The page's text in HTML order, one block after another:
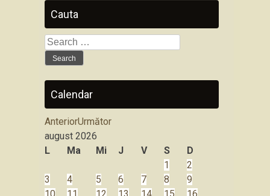
Cauta
Search
for:
Calendar
AnteriorUrmător
august 2026
L
Ma Mi J V S
D
1
2
3
4 5 6 7 8
9